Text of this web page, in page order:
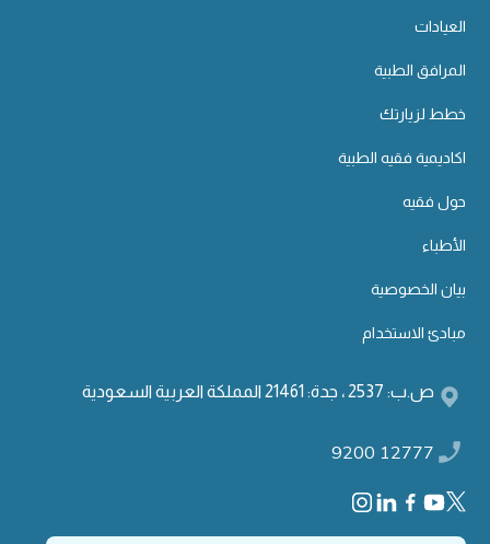
العيادات
المرافق الطبية
خطط لزيارتك
اكاديمية فقيه الطبية
حول فقيه
الأطباء
بيان الخصوصية
مبادئ الاستخدام
ص.ب: 2537 ، جدة: 21461 المملكة العربية السعودية
9200 12777